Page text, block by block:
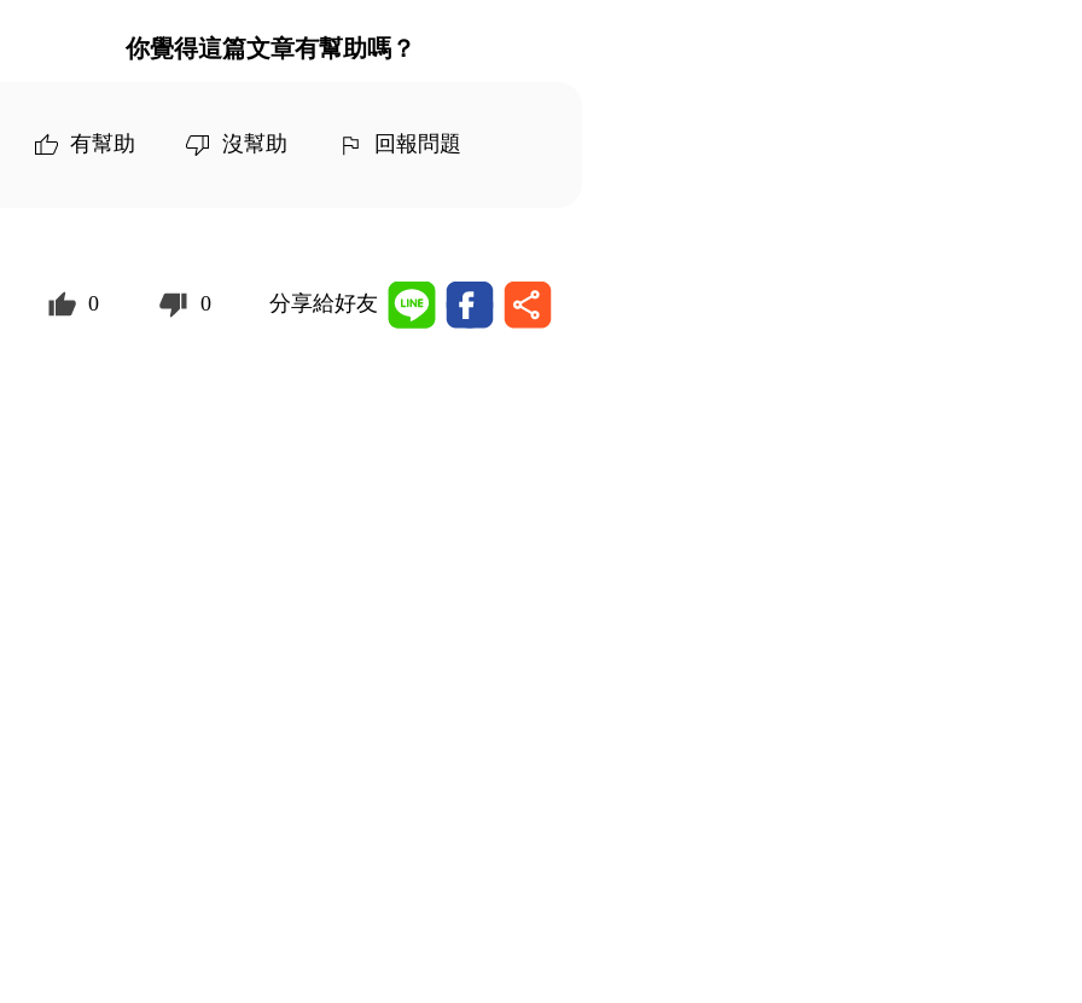
你覺得這篇文章有幫助嗎？
有幫助 沒幫助 回報問題
0 0 分享給好友